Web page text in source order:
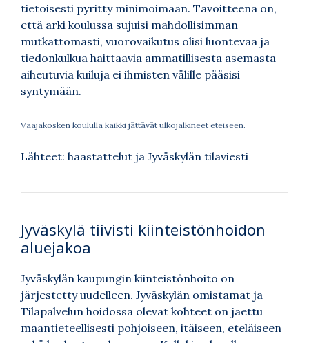
tietoisesti pyritty minimoimaan. Tavoitteena on,
että arki koulussa sujuisi mahdollisimman
mutkattomasti, vuorovaikutus olisi luontevaa ja
tiedonkulkua haittaavia ammatillisesta asemasta
aiheutuvia kuiluja ei ihmisten välille pääsisi
syntymään.
Vaajakosken koululla kaikki jättävät ulkojalkineet eteiseen.
Lähteet: haastattelut ja Jyväskylän tilaviesti
Jyväskylä tiivisti kiinteistönhoidon
aluejakoa
Jyväskylän kaupungin kiinteistönhoito on
järjestetty uudelleen. Jyväskylän omistamat ja
Tilapalvelun hoidossa olevat kohteet on jaettu
maantieteellisesti pohjoiseen, itäiseen, eteläiseen